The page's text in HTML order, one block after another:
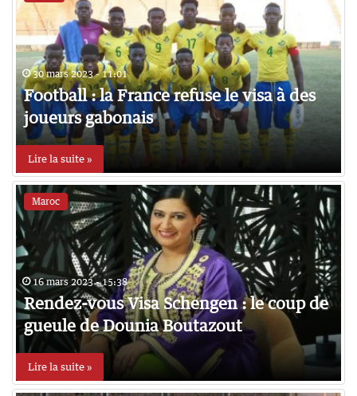
30 mars 2023 - 11:01
Football : la France refuse le visa à des
joueurs gabonais
Lire la suite »
Maroc
16 mars 2023 - 15:38
Rendez-vous Visa Schengen : le coup de
gueule de Dounia Boutazout
Lire la suite »